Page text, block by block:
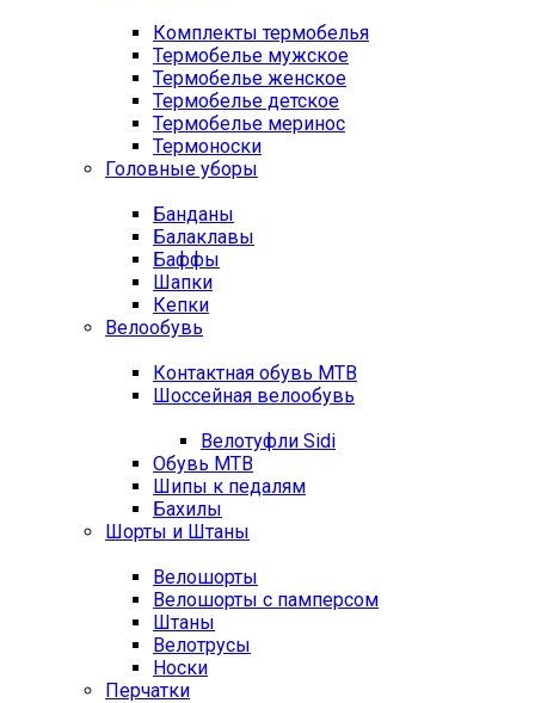
Комплекты термобелья
Термобелье мужское
Термобелье женское
Термобелье детское
Термобелье меринос
Термоноски
Головные уборы
Банданы
Балаклавы
Баффы
Шапки
Кепки
Велообувь
Контактная обувь MTB
Шоссейная велообувь
Велотуфли Sidi
Обувь MTB
Шипы к педалям
Бахилы
Шорты и Штаны
Велошорты
Велошорты с памперсом
Штаны
Велотрусы
Носки
Перчатки